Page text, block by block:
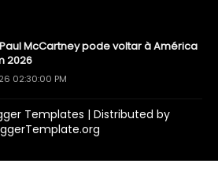
McCartney pode voltar à América
2026
02:30:00 PM
Templates | Distributed by